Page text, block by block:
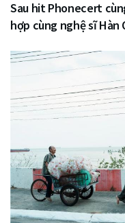
Sau hit Phonecert
hợp cùng nghệ sĩ Hàn